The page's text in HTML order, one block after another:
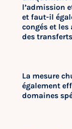
l’admission
et faut-il
congés et les
des
La mesure
également
domaines